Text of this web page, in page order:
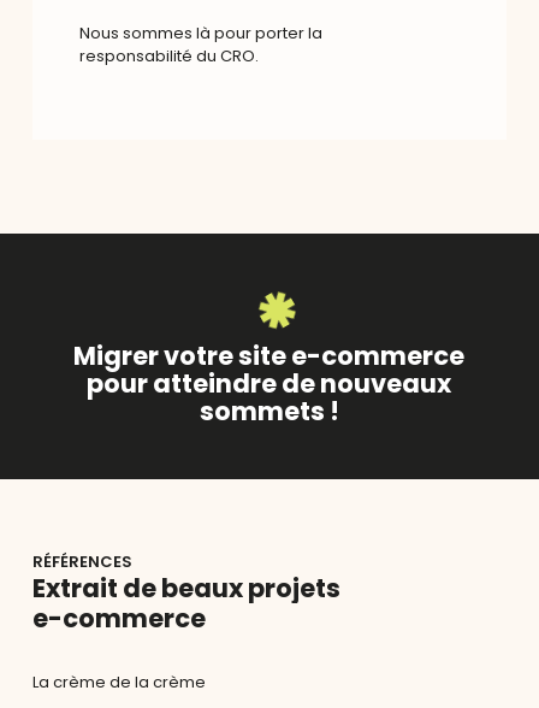
Nous sommes là pour porter la
responsabilité du CRO.
Migrer votre site e-commerce
pour atteindre de nouveaux
sommets !
RÉFÉRENCES
Extrait debeauxprojets
e-commerce
La crème de la crème